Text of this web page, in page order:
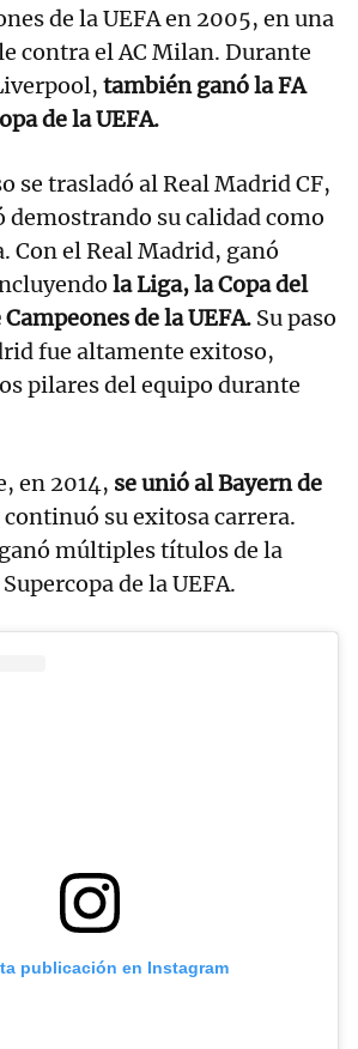
de la UEFA en 2005, en una
contra el AC Milan. Durante
también ganó la FA
de la UEFA.
se trasladó al Real Madrid CF,
demostrando su calidad como
Con el Real Madrid, ganó
la Liga, la Copa del
de la UEFA. Su paso
fue altamente exitoso,
pilares del equipo durante
en 2014, se unió al Bayern de
su exitosa carrera.
múltiples títulos de la
de la UEFA.
publicación en Instagram